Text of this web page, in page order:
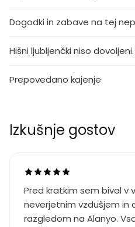
Dogodki in zabave na tej
Hišni ljubljenčki niso dovoljeni.
Prepovedano kajenje
Izkušnje gostov
Pred kratkim sem bival v
neverjetnim vzdušjem in
razgledom na Alanyo.